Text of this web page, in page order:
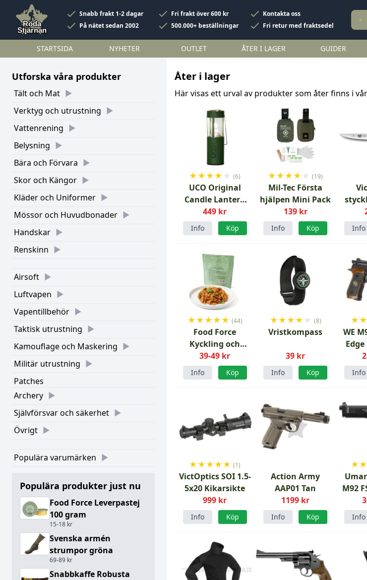
Snabb frakt 1-2 dagar Fri frakt över 600 kr
Kontakta oss
På nätet sedan 2002
500.000+ beställningar Fri retur med fraktsedel
STARTSIDA NYHETER OUTLET ÅTER I LAGER GUIDER
Utforska våra produkter
Tält och Mat
Verktyg och utrustning
Vattenrening
Belysning
Bära och Förvara
Skor och Kängor
Kläder och Uniformer
Mössor och Huvudbonader
Handskar
Renskinn
Airsoft
Luftvapen
Vapentillbehör
Taktisk utrustning
Kamouflage och Maskering
Militär utrustning
Patches
Archery
Självförsvar och säkerhet
Övrigt
Populära varumärken
Populära produkter just nu
Food Force Leverpastej
100 gram
15-18 kr
Svenska armén
strumpor gröna
69-89 kr
Snabbkaffe Robusta
Åter i lager
Här visas ett urval av produkter som åter finns i
★★★★ ★ (6)
UCO Original
Candle Lantern
Skogsgrön –
Fällbar ljuslykta
449 kr
Info Köp
★★★★ ★ (19)
Mil-Tec Första
hjälpen Mini Pack
139 kr
Info Köp Info
★★★★★ (44)
Food Force
Kyckling och
grönsakswok
med ris MRE
39-49 kr
Info Köp
★★★★ ★ (8)
Vristkompass
39 kr
Info Köp
★★
WE
Info
★★★★★ (1)
VictOptics SOI 1.5-
5x20 Kikarsikte
999 kr
Info Köp
Action Army
AAP01 Tan
1199 kr
Info Köp
★★
M92
Info